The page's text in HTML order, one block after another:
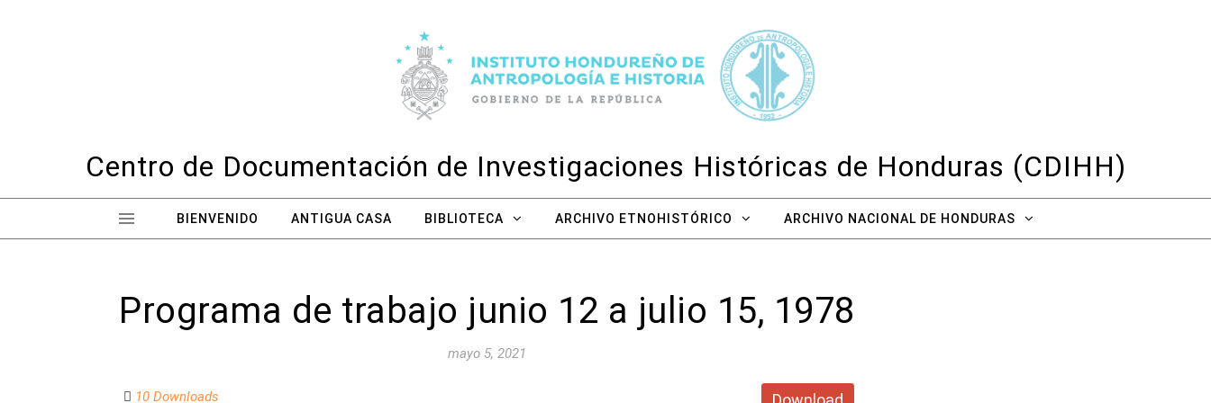
Centro de Documentación de Investigaciones Históricas de Honduras (CDIHH)
BIENVENIDO ANTIGUA CASA BIBLIOTECA ARCHIVO ETNOHISTÓRICO ARCHIVO NACIONAL DE HONDURAS
Programa de trabajo junio 12 a julio 15, 1978
mayo 5, 2021
10 Downloads